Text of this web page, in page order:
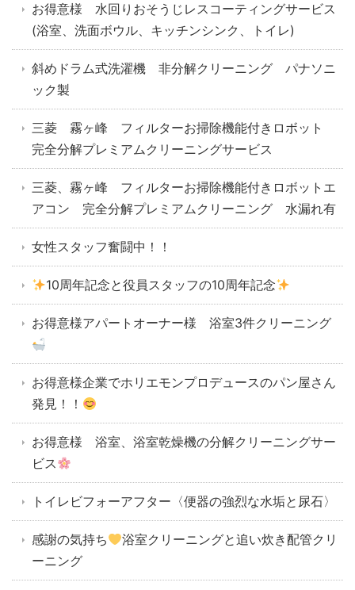
お得意様 水回りおそうじレスコーティングサービス
(浴室、洗面ボウル、キッチンシンク、トイレ)
斜めドラム式洗濯機 非分解クリーニング パナソニ
ック製
三菱 霧ヶ峰 フィルターお掃除機能付きロボット
完全分解プレミアムクリーニングサービス
三菱、霧ヶ峰 フィルターお掃除機能付きロボットエ
アコン 完全分解プレミアムクリーニング 水漏れ有
女性スタッフ奮闘中！！
10周年記念と役員スタッフの10周年記念
お得意様アパートオーナー様 浴室3件クリーニング
お得意様企業でホリエモンプロデュースのパン屋さん
発見！！
お得意様 浴室、浴室乾燥機の分解クリーニングサー
ビス
トイレビフォーアフター〈便器の強烈な水垢と尿石〉
感謝の気持ち
浴室クリーニングと追い炊き配管クリ
ーニング